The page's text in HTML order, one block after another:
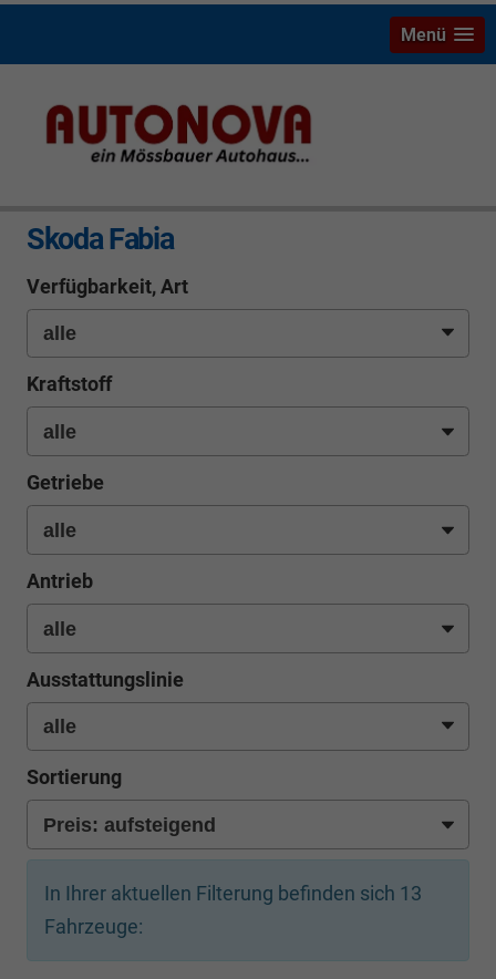
Menü
Skoda Fabia
Verfügbarkeit, Art
Kraftstoff
Getriebe
Antrieb
Ausstattungslinie
Sortierung
In Ihrer aktuellen Filterung befinden sich 13
Fahrzeuge: